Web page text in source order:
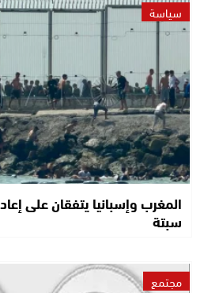
سياسة
المغرب وإسبانيا يتفقان على
سبتة
مجتمع